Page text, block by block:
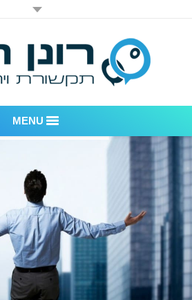
MENU
דוגמאות לעבודות שביצענו
לקוחות – משרד יחסי ציבור רונן הלל
חדר חדשות